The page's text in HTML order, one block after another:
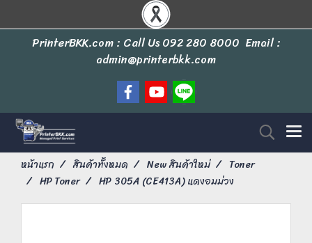
PrinterBKK.com : Call Us092 280 8000 Email :
admin@printerbkk.com
หน้าแรก สินค้าทั้งหมด New สินค้าใหม่
Toner
HP Toner
HP 305A (CE413A) แดงอมม่วง